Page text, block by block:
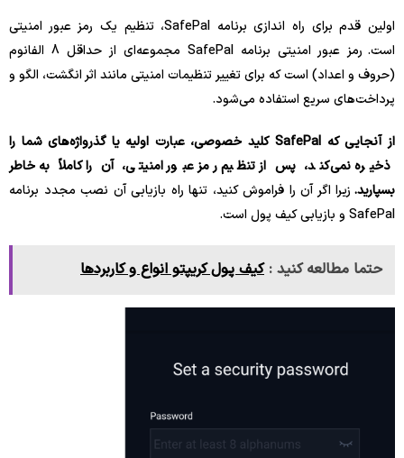
اولین قدم برای راه اندازی برنامه SafePal، تنظیم یک رمز عبور امنیتی
است. رمز عبور امنیتی برنامه SafePal مجموعه‌ای از حداقل 8 الفانوم
(حروف و اعداد) است که برای تغییر تنظیمات امنیتی مانند اثر انگشت، الگو و
پرداخت‌های سریع استفاده می‌شود.
از آنجایی که SafePal کلید خصوصی، عبارت اولیه یا گذرواژه‌های شما را
ذخیره نمی‌کند، پس از تنظیم رمز عبور امنیتی، آن را کاملاً به خاطر
بسپارید. زیرا اگر آن را فراموش کنید، تنها راه بازیابی آن نصب مجدد برنامه
SafePal و بازیابی کیف پول است.
حتما مطالعه کنید : کیف پول کریپتو انواع و کاربردها